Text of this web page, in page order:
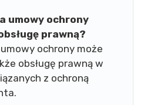
umowy ochrony
prawną?
ochrony może
obsługę prawną w
z ochroną